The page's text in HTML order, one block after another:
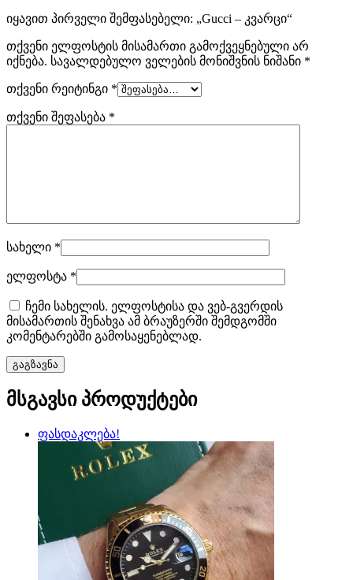
იყავით პირველი შემფასებელი: „Gucci – კვარცი“
თქვენი ელფოსტის მისამართი გამოქვეყნებული არ
იქნება. სავალდებულო ველების მონიშვნის ნიშანი *
თქვენი რეიტინგი *
თქვენი შეფასება *
სახელი *
ელფოსტა *
ჩემი სახელის. ელფოსტისა და ვებ-გვერდის
მისამართის შენახვა ამ ბრაუზერში შემდგომში
კომენტარებში გამოსაყენებლად.
მსგავსი პროდუქტები
ფასდაკლება!